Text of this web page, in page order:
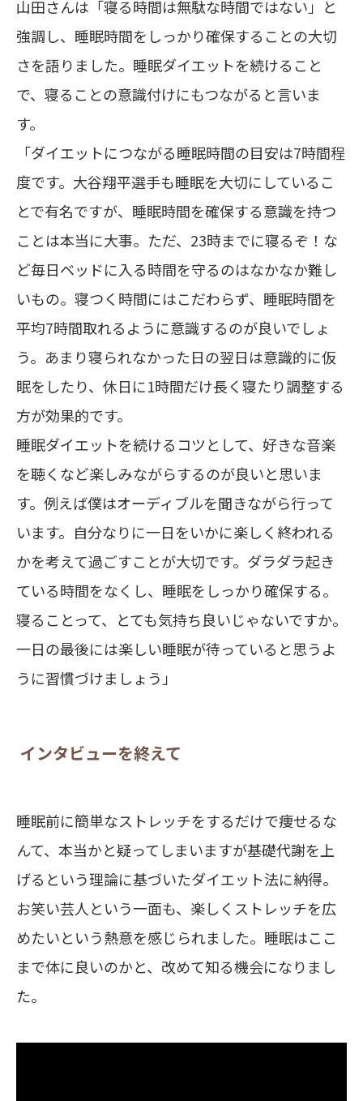
山田さんは「寝る時間は無駄な時間ではない」と
強調し、睡眠時間をしっかり確保することの大切
さを語りました。睡眠ダイエットを続けること
で、寝ることの意識付けにもつながると言いま
す。
「ダイエットにつながる睡眠時間の目安は7時間程
度です。大谷翔平選手も睡眠を大切にしているこ
とで有名ですが、睡眠時間を確保する意識を持つ
ことは本当に大事。ただ、23時までに寝るぞ！な
ど毎日ベッドに入る時間を守るのはなかなか難し
いもの。寝つく時間にはこだわらず、睡眠時間を
平均7時間取れるように意識するのが良いでしょ
う。あまり寝られなかった日の翌日は意識的に仮
眠をしたり、休日に1時間だけ長く寝たり調整する
方が効果的です。
睡眠ダイエットを続けるコツとして、好きな音楽
を聴くなど楽しみながらするのが良いと思いま
す。例えば僕はオーディブルを聞きながら行って
います。自分なりに一日をいかに楽しく終われる
かを考えて過ごすことが大切です。ダラダラ起き
ている時間をなくし、睡眠をしっかり確保する。
寝ることって、とても気持ち良いじゃないですか。
一日の最後には楽しい睡眠が待っていると思うよ
うに習慣づけましょう」
インタビューを終えて
睡眠前に簡単なストレッチをするだけで痩せるな
んて、本当かと疑ってしまいますが基礎代謝を上
げるという理論に基づいたダイエット法に納得。
お笑い芸人という一面も、楽しくストレッチを広
めたいという熱意を感じられました。睡眠はここ
まで体に良いのかと、改めて知る機会になりまし
た。